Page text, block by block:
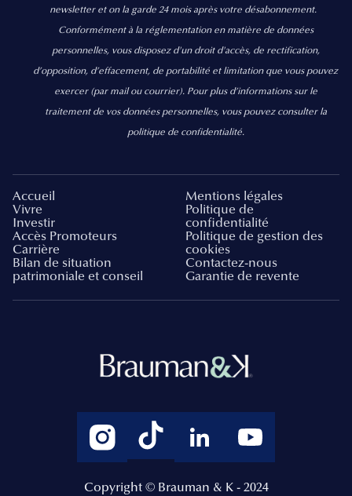
newsletter et on la garde 24 mois après votre désabonnement.
Conformément à la réglementation en matière de données
personnelles, vous disposez d'un droit d'accès, de rectification,
d’opposition, d’effacement, de portabilité et limitation que vous pouvez
exercer (par mail ou courrier). Pour plus d’informations sur le
traitement de vos données personnelles, vous pouvez consulter la
politique de confidentialité.
Accueil
Vivre
Investir
Accès Promoteurs
Carrière
Bilan de situation
patrimoniale et conseil
Mentions légales
Politique de
confidentialité
Politique de gestion des
cookies
Contactez-nous
Garantie de revente
Copyright © Brauman & K - 2024